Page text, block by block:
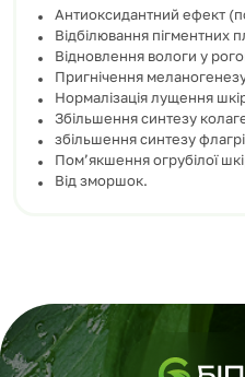
Антиоксидантний ефект
Відбілювання пігментних
Відновлення вологи у
Пригнічення
Нормалізація лущення
Збільшення синтезу
збільшення синтезу
Пом’якшення огрубілої
Від зморшок.